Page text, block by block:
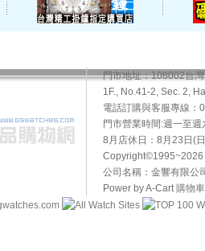
門市地址：108002台
1F., No.41-2, Sec. 2,
電話訂購與客服專線
門市營業時間:週一至
8月店休日：8月23日(
Copyright©1995~2026
公司名稱：金響有限公
Power by A-Cart購物車